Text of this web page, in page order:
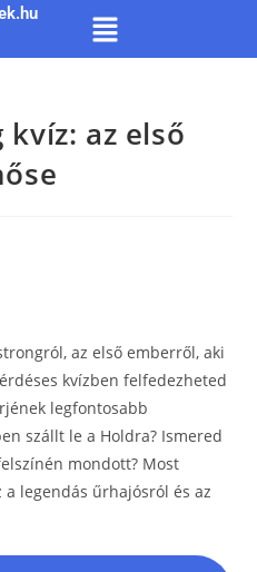
az első
az első emberről, aki
kvízben felfedezheted
legfontosabb
szállt le a Holdra? Ismered
mondott? Most
legendás űrhajósról és az